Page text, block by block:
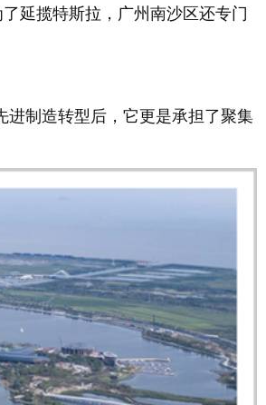
延揽特斯拉，广州南沙区还专门
制造转型后，它更是承担了聚集